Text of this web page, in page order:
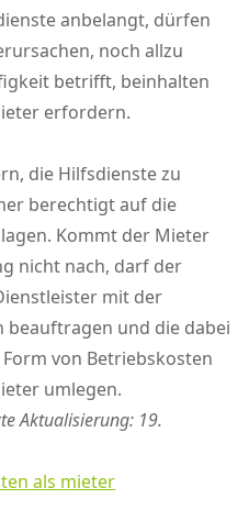
anbelangt, dürfen
noch allzu
betrifft, beinhalten
erfordern.
die Hilfsdienste zu
berechtigt auf die
Kommt der Mieter
nicht nach, darf der
mit der
und die dabei
von Betriebskosten
umlegen.
Aktualisierung: 19.
als mieter